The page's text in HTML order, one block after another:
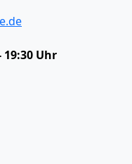
19:30 Uhr